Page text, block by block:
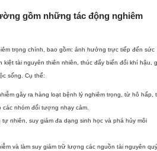
gồm những tác động nghiêm
trọng chính, bao gồm: ảnh hưởng trực tiếp đến sức
kiệt tài nguyên thiên nhiên, thúc đẩy biến đổi khí hậu,
sống. Cụ thể:
gây ra hàng loạt bệnh lý nghiêm trọng, từ hô hấp,
nhóm đối tượng nhạy cảm.
tự nhiên, suy giảm đa dạng sinh học và phá hủy môi
và làm suy giảm trữ lượng các nguồn tài nguyên quý